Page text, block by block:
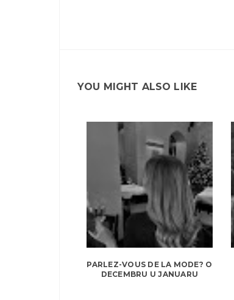
YOU MIGHT ALSO LIKE
PARLEZ-VOUS DE LA MODE? O
DECEMBRU U JANUARU